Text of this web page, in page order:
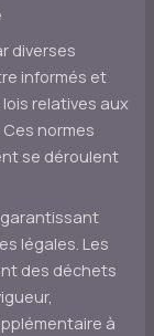
diverses
informés et
relatives aux
normes
se déroulent
garantissant
légales. Les
des déchets
à